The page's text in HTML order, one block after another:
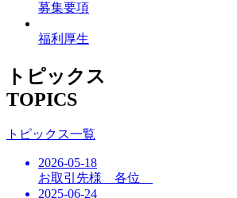
募集要項
福利厚生
トピックス
TOPICS
トピックス一覧
2026-05-18
お取引先様 各位
2025-06-24